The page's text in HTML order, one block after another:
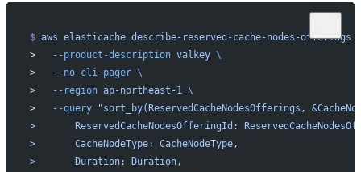
$ aws elasticache describe-reserved-cache-nodes-offerings
>
--product-description valkey \
>
--no-cli-pager \
>
--region ap-northeast-1
\
>
--query "sort_by(ReservedCacheNodesOfferings,
>       ReservedCacheNodesOfferingId:
>       CacheNodeType: CacheNodeType,
>       Duration: Duration,